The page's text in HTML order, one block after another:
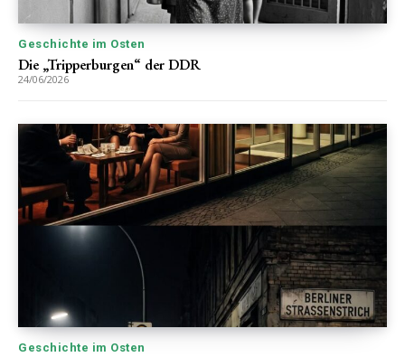
Geschichte im Osten
Die „Tripperburgen“ der DDR
24/06/2026
Geschichte im Osten